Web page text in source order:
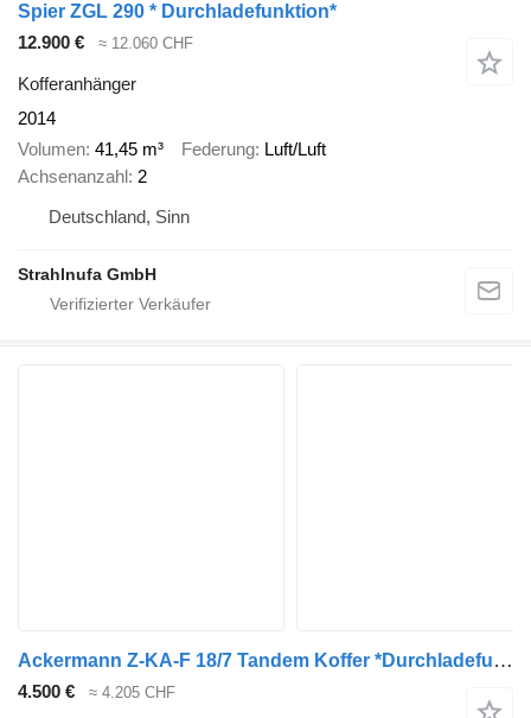
Spier ZGL 290 * Durchladefunktion*
12.900 €
≈ 12.060 CHF
Kofferanhänger
2014
Volumen 41,45 m³ Federung Luft/Luft
Achsenanzahl 2
Deutschland, Sinn
Strahlnufa GmbH
Ackermann Z-KA-F 18/7 Tandem Koffer *Durchladefunktion*
4.500 € ≈ 4.205 CHF